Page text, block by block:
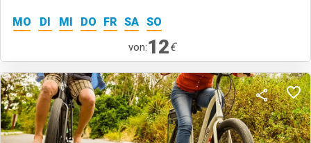
MO
DI MI DO FR SA SO
von:12€